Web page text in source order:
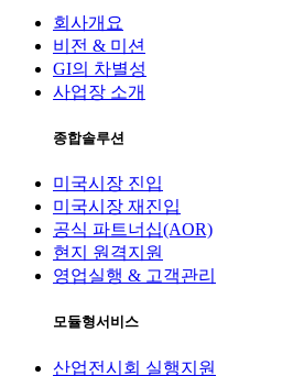
회사개요
비전 & 미션
GI의 차별성
사업장 소개
종합솔루션
미국시장 진입
미국시장 재진입
공식 파트너십(AOR)
현지 원격지원
영업실행 & 고객관리
모듈형서비스
산업전시회 실행지원